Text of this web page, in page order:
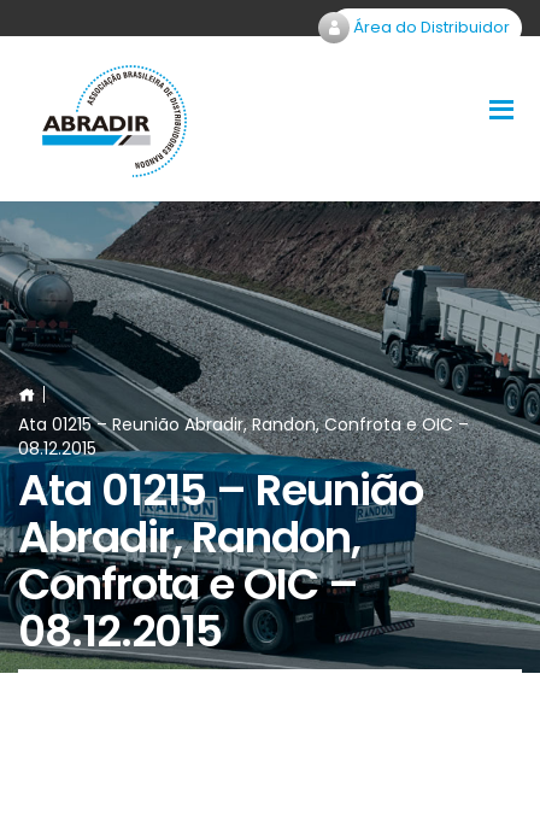
Área do Distribuidor
Ata 01215 – Reunião Abradir, Randon, Confrota e OIC –
08.12.2015
Ata 01215 – Reunião
Abradir, Randon,
Confrota e OIC –
08.12.2015